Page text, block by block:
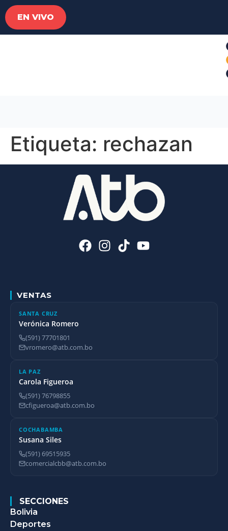
EN VIVO
Etiqueta: rechazan
VENTAS
SANTA CRUZ
Verónica Romero
(591) 77701801
vromero@atb.com.bo
LA PAZ
Carola Figueroa
(591) 76798855
cfigueroa@atb.com.bo
COCHABAMBA
Susana Siles
(591) 69515935
comercialcbb@atb.com.bo
SECCIONES
Bolivia
Deportes